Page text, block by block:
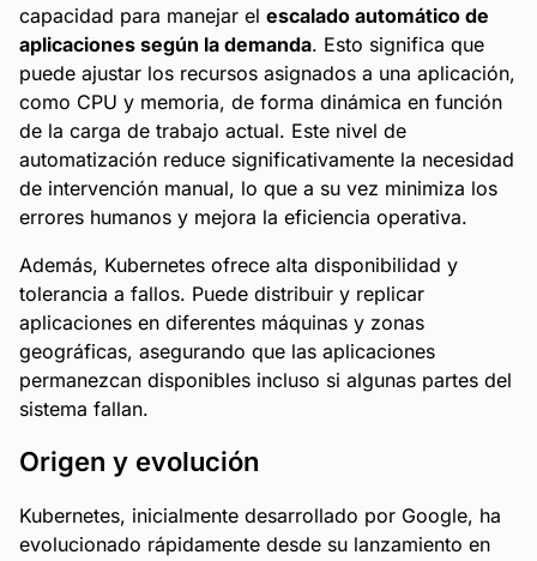
capacidad para manejar el escalado automático de
aplicaciones según la demanda. Esto significa que
puede ajustar los recursos asignados a una aplicación,
como CPU y memoria, de forma dinámica en función
de la carga de trabajo actual. Este nivel de
automatización reduce significativamente la necesidad
de intervención manual, lo que a su vez minimiza los
errores humanos y mejora la eficiencia operativa.
Además, Kubernetes ofrece alta disponibilidad y
tolerancia a fallos. Puede distribuir y replicar
aplicaciones en diferentes máquinas y zonas
geográficas, asegurando que las aplicaciones
permanezcan disponibles incluso si algunas partes del
sistema fallan.
Origen y evolución
Kubernetes, inicialmente desarrollado por Google, ha
evolucionado rápidamente desde su lanzamiento en